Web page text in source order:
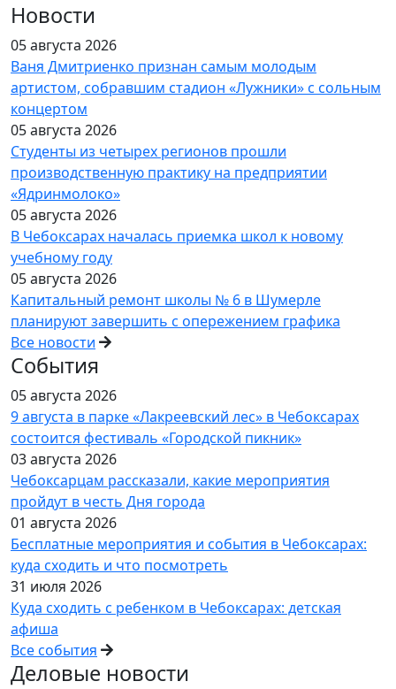
Новости
05 августа 2026
Ваня Дмитриенко признан самым молодым
артистом, собравшим стадион «Лужники» с сольным
концертом
05 августа 2026
Студенты из четырех регионов прошли
производственную практику на предприятии
«Ядринмолоко»
05 августа 2026
В Чебоксарах началась приемка школ к новому
учебному году
05 августа 2026
Капитальный ремонт школы № 6 в Шумерле
планируют завершить с опережением графика
Все новости
События
05 августа 2026
9 августа в парке «Лакреевский лес» в Чебоксарах
состоится фестиваль «Городской пикник»
03 августа 2026
Чебоксарцам рассказали, какие мероприятия
пройдут в честь Дня города
01 августа 2026
Бесплатные мероприятия и события в Чебоксарах:
куда сходить и что посмотреть
31 июля 2026
Куда сходить с ребенком в Чебоксарах: детская
афиша
Все события
Деловые новости